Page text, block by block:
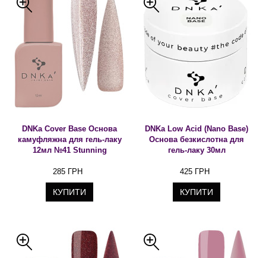
DNKa Cover Base Основа
камуфляжна для гель-лаку
12мл №41 Stunning
285 ГРН
КУПИТИ
DNKa Low Acid (Nano Base)
Основа безкислотна для
гель-лаку 30мл
425 ГРН
КУПИТИ